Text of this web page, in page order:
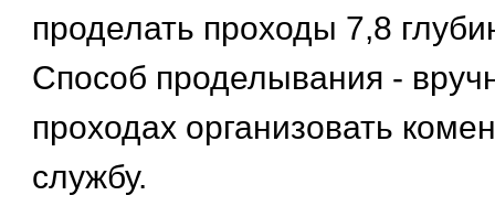
проделать проходы 7,8
Способ проделывания -
проходах организовать
службу.